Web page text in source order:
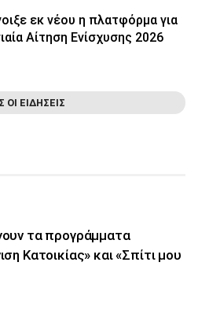
εκ νέου η πλατφόρμα για
Αίτηση Ενίσχυσης 2026
ΟΙ ΕΙΔΗΣΕΙΣ
τα προγράμματα
Κατοικίας» και «Σπίτι μου